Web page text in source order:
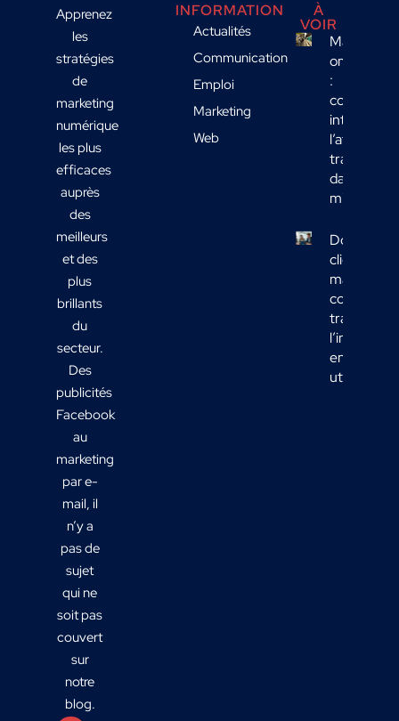
Apprenez
les
stratégies
de
marketing
numérique
les plus
efficaces
auprès
des
meilleurs
et des
plus
brillants
du
secteur.
Des
publicités
Facebook
au
marketing
par e-
mail, il
n’y a
pas de
sujet
qui ne
soit pas
couvert
sur
notre
blog.
INFORMATION
Actualités
Communication
Emploi
Marketing
Web
À
VOIR
Marketing
omnicanal
:
comment
intégrer
l’affichage
transport
dans votre
mix média
Données
clients
marketing :
comment
en actions
utiles ?